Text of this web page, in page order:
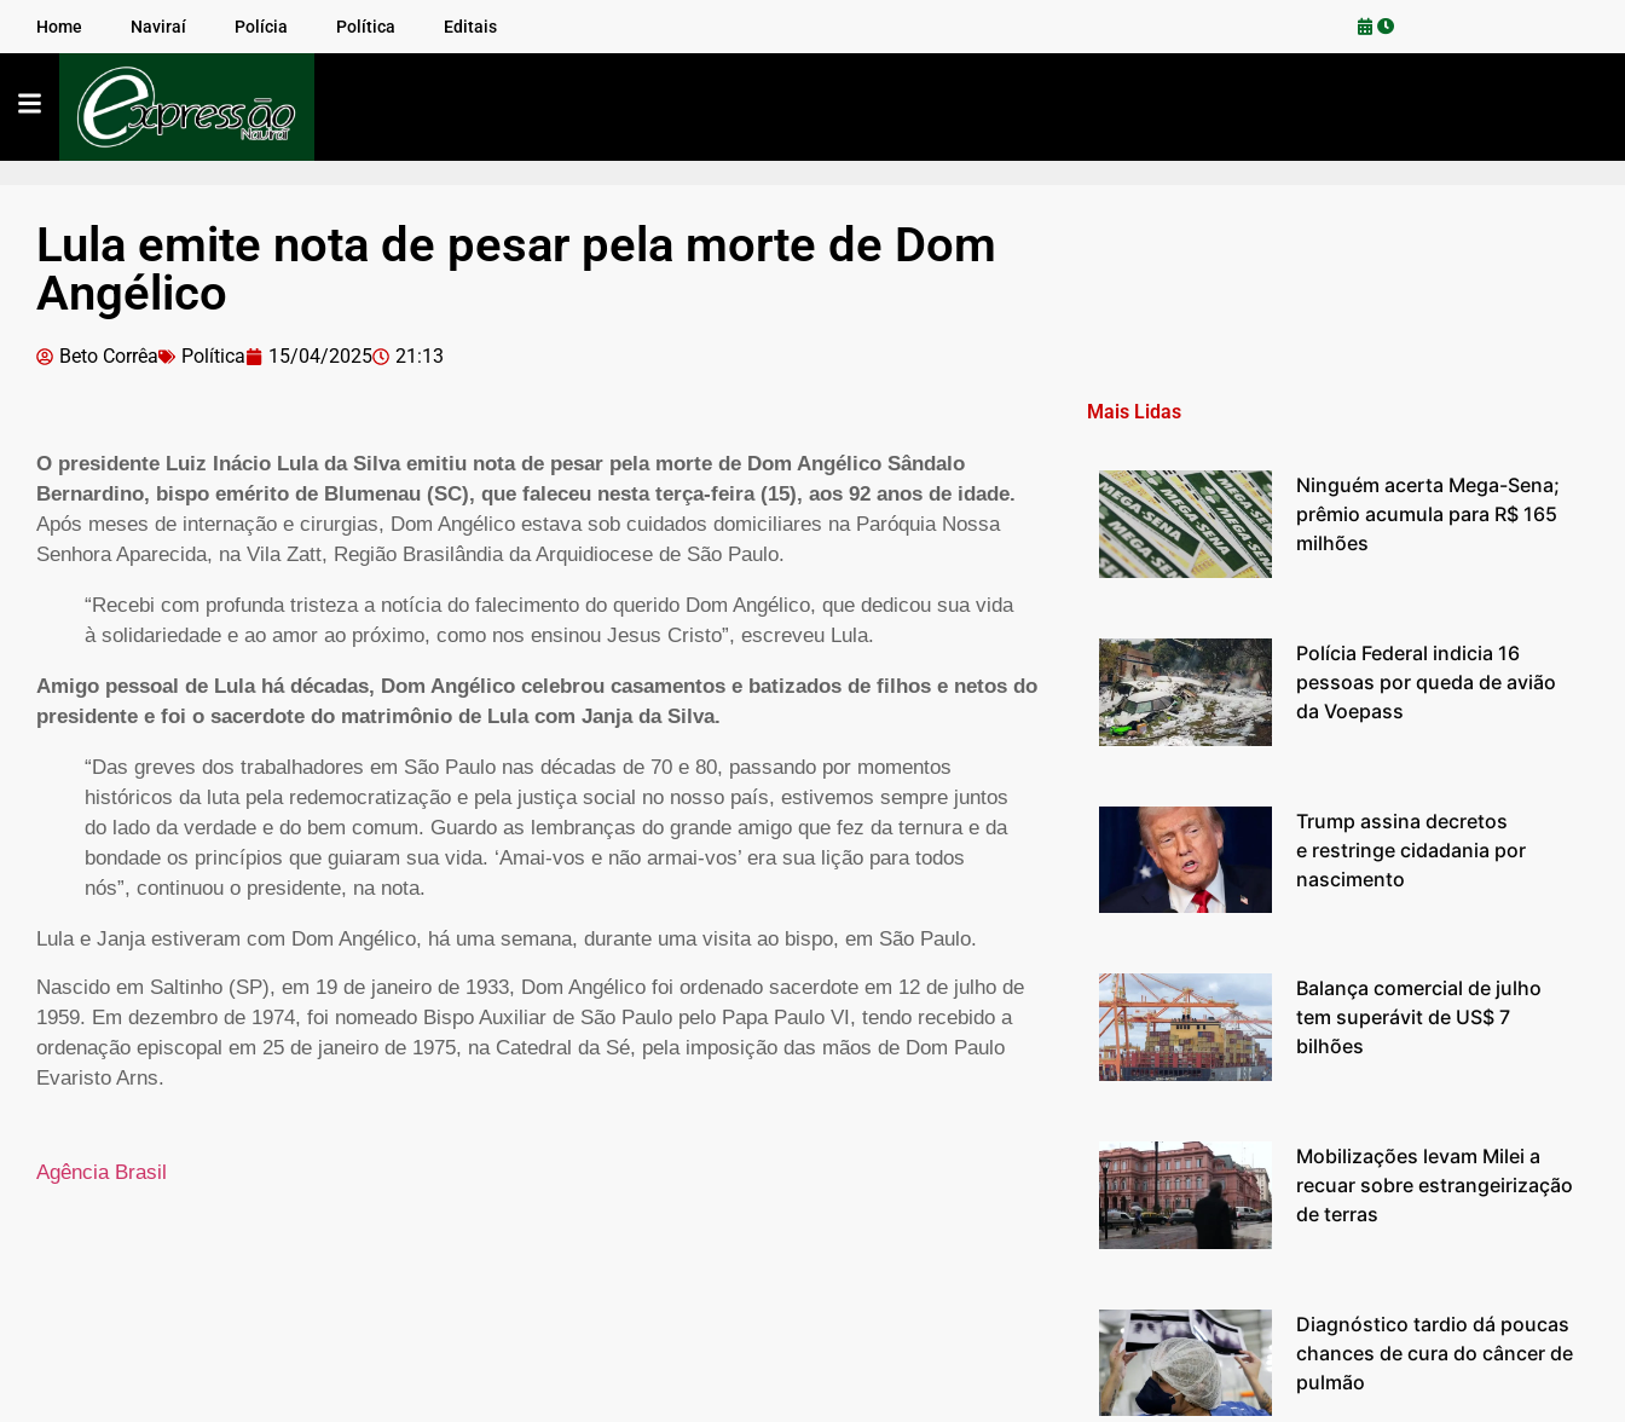
Home Naviraí Polícia Política Editais
Lula emite nota de pesar pela morte de Dom
Angélico
Beto Corrêa Política 15/04/2025 21:13
O presidente Luiz Inácio Lula da Silva emitiu nota de pesar pela morte de Dom Angélico Sândalo
Bernardino, bispo emérito de Blumenau (SC), que faleceu nesta terça-feira (15), aos 92 anos de idade.
Após meses de internação e cirurgias, Dom Angélico estava sob cuidados domiciliares na Paróquia Nossa
Senhora Aparecida, na Vila Zatt, Região Brasilândia da Arquidiocese de São Paulo.
“Recebi com profunda tristeza a notícia do falecimento do querido Dom Angélico, que dedicou sua vida
à solidariedade e ao amor ao próximo, como nos ensinou Jesus Cristo”, escreveu Lula.
Amigo pessoal de Lula há décadas, Dom Angélico celebrou casamentos e batizados de filhos e netos do
presidente e foi o sacerdote do matrimônio de Lula com Janja da Silva.
“Das greves dos trabalhadores em São Paulo nas décadas de 70 e 80, passando por momentos
históricos da luta pela redemocratização e pela justiça social no nosso país, estivemos sempre juntos
do lado da verdade e do bem comum. Guardo as lembranças do grande amigo que fez da ternura e da
bondade os princípios que guiaram sua vida. ‘Amai-vos e não armai-vos’ era sua lição para todos
nós”, continuou o presidente, na nota.
Lula e Janja estiveram com Dom Angélico, há uma semana, durante uma visita ao bispo, em São Paulo.
Nascido em Saltinho (SP), em 19 de janeiro de 1933, Dom Angélico foi ordenado sacerdote em 12 de julho de
1959. Em dezembro de 1974, foi nomeado Bispo Auxiliar de São Paulo pelo Papa Paulo VI, tendo recebido a
ordenação episcopal em 25 de janeiro de 1975, na Catedral da Sé, pela imposição das mãos de Dom Paulo
Evaristo Arns.
Agência Brasil
Mais Lidas
Ninguém acerta Mega-Sena;
prêmio acumula para R$ 165
milhões
Polícia Federal indicia 16
pessoas por queda de avião
da Voepass
Trump assina decretos
e restringe cidadania por
nascimento
Balança comercial de julho
tem superávit de US$ 7
bilhões
Mobilizações levam Milei a
recuar sobre estrangeirização
de terras
Diagnóstico tardio dá poucas
chances de cura do câncer de
pulmão